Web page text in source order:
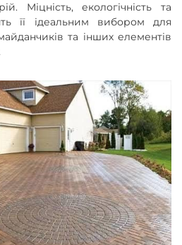
Міцність, екологічність та
її ідеальним вибором для
та інших елементів